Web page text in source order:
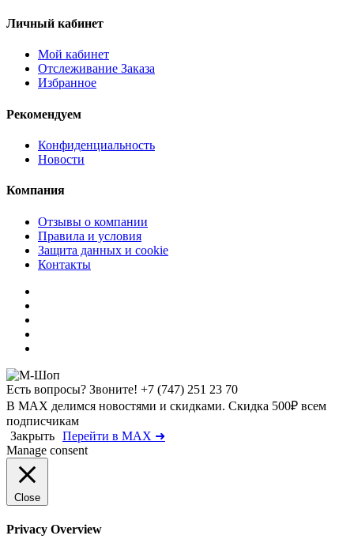
Личный кабинет
Мой кабинет
Отслеживание Заказа
Избранное
Рекомендуем
Конфиденциальность
Новости
Компания
Отзывы о компании
Правила и условия
Защита данных и cookie
Контакты
Есть вопросы? Звоните! +7 (747) 251 23 70
В MAX делимся новостями и скидками. Скидка 500₽ всем
подписчикам
Закрыть Перейти в MAX ➜
Manage consent
Close
Privacy Overview